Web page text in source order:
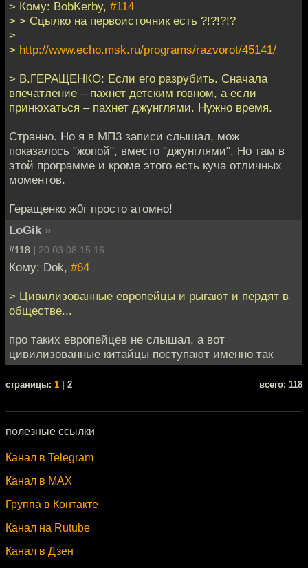
> Кому: BobKerby, #114
> > Сцылко на первоисточник есть ?!?!?!?
>
> http://www.echo.msk.ru/programs/razvorot/45141/
> В.ГЕРАЩЕНКО: Если его разрубить. Сначала
впечатление – пахнет детским говном, а если
принюхаться – пахнет джунглями. Нужно время.
Странно. Но я в МП3 записи слышал, мож
показалось "жопой", вместо "джунглями". Но там в
этой программе и кроме этого есть куча отличных
моментов.
Геращенко ж0г просто атомно!
LoGik »
#118 | 20.03.08 15:16
Кому: Dok, #64
> Цивилизованные европейцы и рыгают и пердят в
обществе...
про таких европейцев не слышал, а вот
цивилизованные китайцы поступают именно так
cтраницы: 1 | 2 всего: 118
полезные ссылки
Канал в Telegram
Канал в MAX
Группа в Контакте
Канал на Rutube
Канал в Дзен